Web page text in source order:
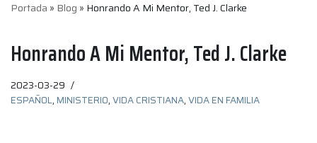
Portada » Blog » Honrando A Mi Mentor, Ted J. Clarke
Honrando A Mi Mentor, Ted J. Clarke
2023-03-29
ESPAÑOL, MINISTERIO,VIDA CRISTIANA,VIDA EN FAMILIA